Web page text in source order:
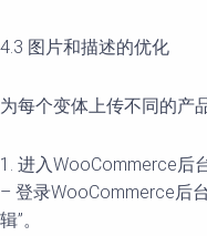
4.3 图片和描述的优化
为每个变体上传不同的产
1. 进入WooCommerce后
– 登录WooCommerce后
辑”。